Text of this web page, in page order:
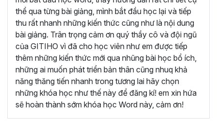
quản lý tài liệu và thao tác nhanh chóng, nâng cao hiệu
suất làm việc.
TRỞ THÀNH CHUYÊN GIA
SOẠN THẢO VĂN BẢN VỚI
KHÓA HỌC TUYỆT ĐỈNH
MICROSOFT WORD
Bạn sẽ trở thành chuyên gia soạn thảo văn bản trong
thể qua từng bài giảng, mình bắt đầu học lại và tiếp
thu rất nhanh những kiến thức cũng như là nội dung
bài giảng. Trân trọng cảm ơn quý thầy cô và đội ngũ
của GITIHO vì đã cho học viên như em được tiếp
thêm những kiến thức mới qua nhũng bài học bổ ích,
những ai muốn phát triển bản thân cũng nhuq khả
năng thăng tiến nhanh trong tương lai hãy chọn
những khóa học như thế này để đăng kí! em xin hứa
sẽ hoàn thành sớm khóa học Word này, cảm ơn!